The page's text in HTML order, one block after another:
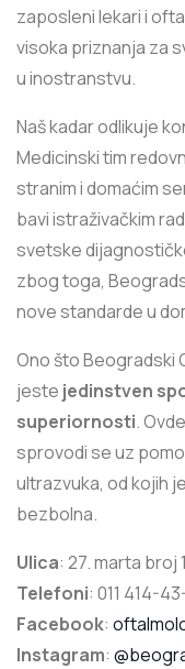
zaposleni lekari i
visoka priznanja za
u inostranstvu.
Naš kadar odlikuje
Medicinski tim
stranim i domaćim
bavi istraživačkim
svetske
zbog toga,
nove standarde u
Ono što Beogradski
jeste jedinstven
superiornosti.
sprovodi se uz
ultrazvuka, od kojih
bezbolna.
Ulica: 27. marta broj
Telefoni: 011 414-
Facebook:
Instagram: